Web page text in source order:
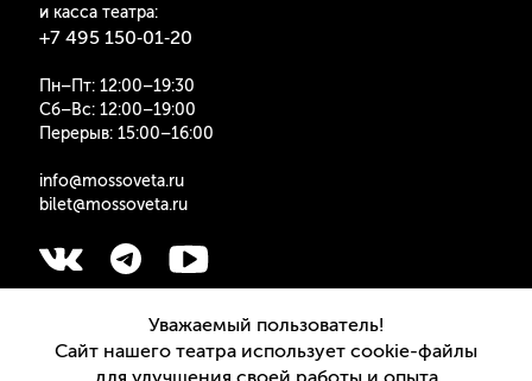
и касса театра:
+7 495 150‑01‑20
Пн–Пт: 12:00–19:30
Сб–Вс: 12:00–19:00
Перерыв: 15:00–16:00
info@mossoveta.ru
bilet@mossoveta.ru
Подписаться на рассылкуУважаемый пользователь!
Сайт нашего театра использует cookie-файлы